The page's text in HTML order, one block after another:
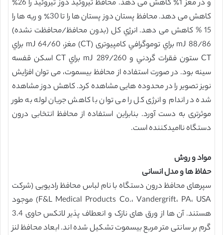
و در مغز 1٪ کاهش می دهد. محافظ تیروئید دوز تیروئید را 26٪
کاهش می دهد. محافظ پستان دوز پستان ها را تا 30٪ و ریه ها را
15 % کاهش می دهد. انرژي كل (بدون محافظ/محافظت نشده)
88/86 mJ براي توموگرافي کامپیوتری (CT) مغز، 64/60 mJ براي
CT ستون فقرات گردني و 289/260 mJ براي CT اسكن قفسه
سينه بود. در صورت استفاده از محافظ بیسموت، می توان افزایش
نویز تصویر را در محدوده هایی مشاهده کرد. کاهش دوز مشاهده
شده در اندام و انرژی کل را می توان با کاهش جریان لوله به طور
موثرتری به دست آورد. بنابراین استفاده از محافظ انتخابی درون
دستگاه ناامیدکننده است.
مواد و روش
حفاظ ها و مدل انسانی
سپرهای محافظ درون دستگاه با نام لباس محافظ رادیویی (شرکت
F&L Medical Products Co.، Vandergrift، PA، USA) موجود
هستند. آن ها از ورق های نازک و انعطاف پذیر لاتکس حاوی 3.4
گرم بر سانتی متر مربع بیسموت تشکیل شده اند. ابعاد محافظ لنز